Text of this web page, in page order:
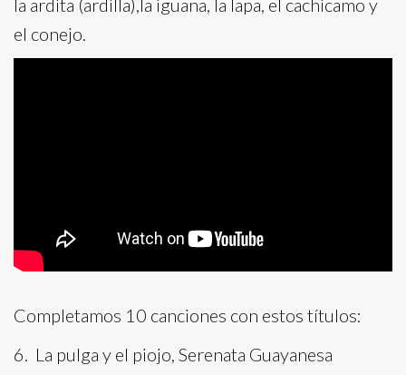
la ardita (ardilla),la iguana, la lapa, el cachicamo y
el conejo.
Completamos 10 canciones con estos títulos:
6. La pulga y el piojo, Serenata Guayanesa